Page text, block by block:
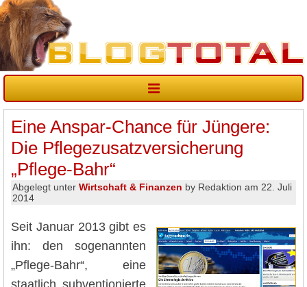
Eine Anspar-Chance für Jüngere:
Die Pflegezusatzversicherung
„Pflege-Bahr“
Abgelegt unter Wirtschaft & Finanzen by Redaktion am 22. Juli
2014
Seit Januar 2013 gibt es
ihn: den sogenannten
„Pflege-Bahr“, eine
staatlich subventionierte